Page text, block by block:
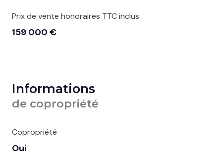
Prix de vente honoraires TTC inclus
159 000 €
Informations
de copropriété
Copropriété
Oui